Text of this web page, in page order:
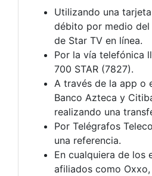
Utilizando una
débito por medio
de Star TV en línea.
Por la vía telefónica
700 STAR (7827).
A través de la app o
Banco Azteca y
realizando una
Por Telégrafos
una referencia.
En cualquiera de los
afiliados como